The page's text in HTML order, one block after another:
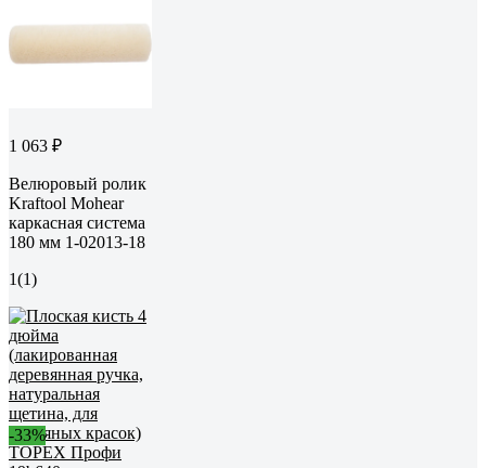
1 063 ₽
Велюровый ролик
Kraftool Mohear
каркасная система
180 мм 1-02013-18
1(1)
-33%